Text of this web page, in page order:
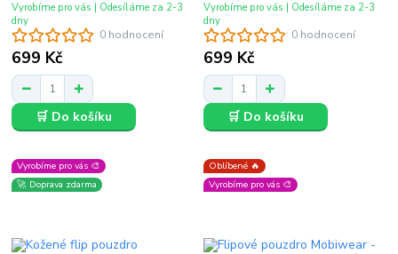
0 hodnocení
699 Kč
Vyrobíme pro vás | Odesíláme za 2-3
dny
🛒 Do košíku
0 hodnocení
699 Kč
Vyrobíme pro vás | Odesíláme za 2-3
dny
🛒 Do košíku
Vyrobíme pro vás 🎨
🚀 Doprava zdarma
Oblíbené 🔥
Vyrobíme pro vás 🎨